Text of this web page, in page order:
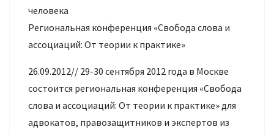
человека
Региональная конференция «Свобода слова и
ассоциаций: От теории к практике»
26.09.2012// 29-30 сентября 2012 года в Москве
состоится региональная конференция «Свобода
слова и ассоциаций: От теории к практике» для
адвокатов, правозащитников и экспертов из